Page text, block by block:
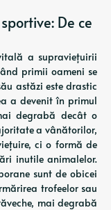
De ce
a supraviețuirii
primii oameni se
astăzi este drastic
a devenit în primul
degrabă decât o
a vânătorilor,
ci o formă de
inutile animalelor.
sunt de obicei
trofeelor ​​sau
mai degrabă